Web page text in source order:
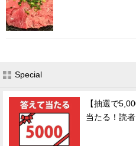
Special
【抽選で
当たる！読